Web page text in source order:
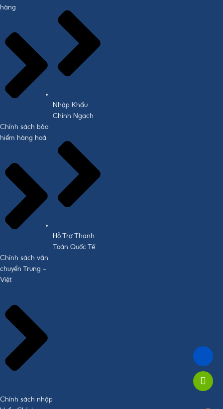
hàng
Chính sách bảo
hiểm hàng hoá
Chính sách vận
chuyển Trung -
Việt
Chính sách nhập
Nhập Khẩu
Chính Ngạch
Hỗ Trợ Thanh
Toán Quốc Tế